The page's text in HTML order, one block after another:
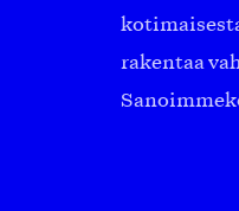
rakentaa